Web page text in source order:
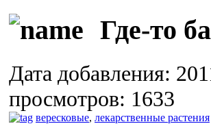
Где-то
Дата добавления:
просмотров: 1633
вересковые, лекарственные растения